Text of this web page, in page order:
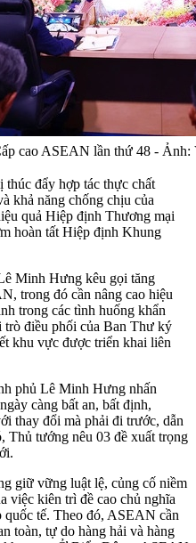
cao ASEAN lần thứ 48 -
đẩy hợp tác thực chất
khả năng chống chịu của
quả Hiệp định Thương mại
hoàn tất Hiệp định Khung
Minh Hưng kêu gọi tăng
trong đó cần nâng cao hiệu
trong các tình huống khẩn
trò điều phối của Ban Thư ký
khu vực được triển khai liên
phủ Lê Minh Hưng nhấn
càng bất an, bất định,
thay đổi mà phải đi trước, dẫn
Thủ tướng nêu 03 đề xuất trọng
giữ vững luật lệ, củng cố niềm
việc kiên trì đề cao chủ nghĩa
quốc tế. Theo đó, ASEAN cần
toàn, tự do hàng hải và hàng